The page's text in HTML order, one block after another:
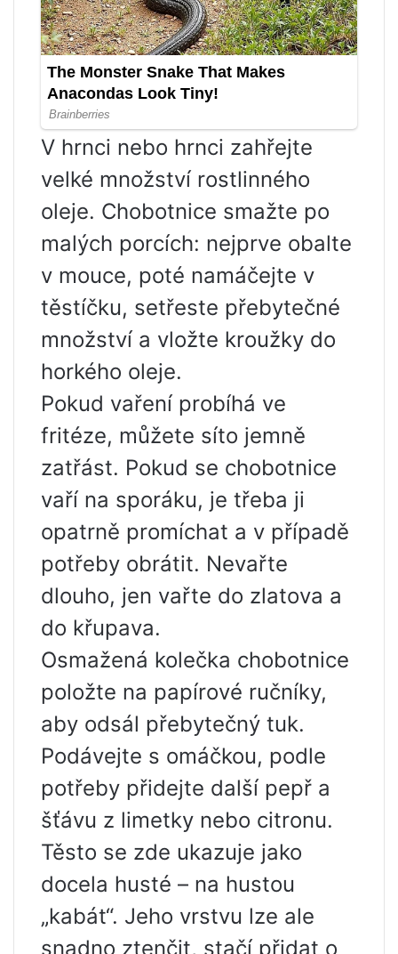
V hrnci nebo hrnci zahřejte
velké množství rostlinného
oleje. Chobotnice smažte po
malých porcích: nejprve obalte
v mouce, poté namáčejte v
těstíčku, setřeste přebytečné
množství a vložte kroužky do
horkého oleje.
Pokud vaření probíhá ve
fritéze, můžete síto jemně
zatřást. Pokud se chobotnice
vaří na sporáku, je třeba ji
opatrně promíchat a v případě
potřeby obrátit. Nevařte
dlouho, jen vařte do zlatova a
do křupava.
Osmažená kolečka chobotnice
položte na papírové ručníky,
aby odsál přebytečný tuk.
Podávejte s omáčkou, podle
potřeby přidejte další pepř a
šťávu z limetky nebo citronu.
Těsto se zde ukazuje jako
docela husté – na hustou
„kabát“. Jeho vrstvu lze ale
snadno ztenčit, stačí přidat o